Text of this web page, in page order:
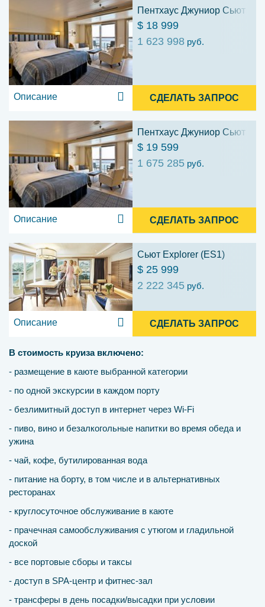
Пентхаус Джуниор Сьют
$ 18 999
1 623 998 руб.
Описание СДЕЛАТЬ ЗАПРОС
Пентхаус Джуниор Сьют
$ 19 599
1 675 285 руб.
Описание СДЕЛАТЬ ЗАПРОС
Сьют Explorer (ES1)
$ 25 999
2 222 345 руб.
Описание СДЕЛАТЬ ЗАПРОС
В стоимость круиза включено:
- размещение в каюте выбранной категории
- по одной экскурсии в каждом порту
- безлимитный доступ в интернет через Wi-Fi
- пиво, вино и безалкогольные напитки во время обеда и
ужина
- чай, кофе, бутилированная вода
- питание на борту, в том числе и в альтернативных
ресторанах
- круглосуточное обслуживание в каюте
- прачечная самообслуживания с утюгом и гладильной
доской
- все портовые сборы и таксы
- доступ в SPA-центр и фитнес-зал
- трансферы в день посадки/высадки при условии